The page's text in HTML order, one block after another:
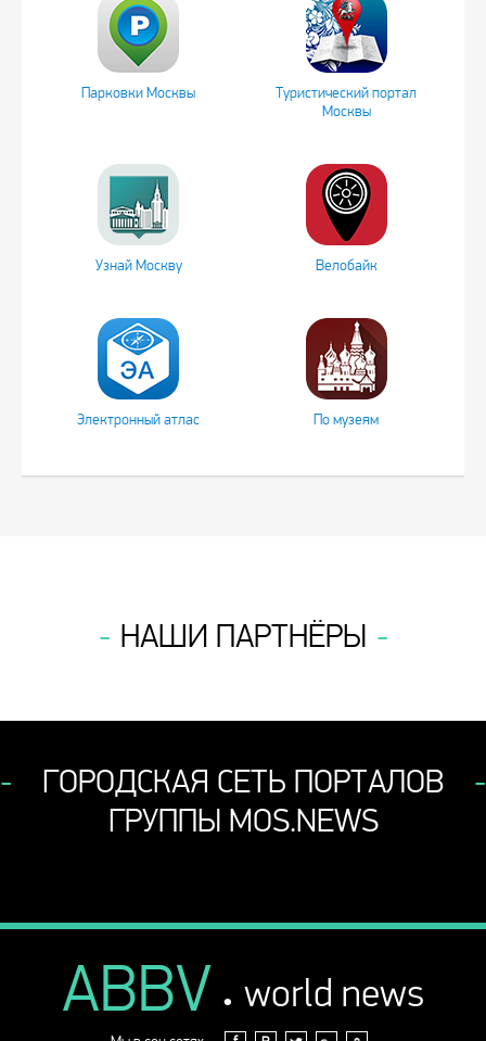
Парковки Москвы
Туристический портал
Москвы
Узнай Москву Велобайк
Электронный атлас По музеям
НАШИ ПАРТНЁРЫ
ГОРОДСКАЯ СЕТЬ ПОРТАЛОВ
ГРУППЫ MOS.NEWS
ABBV . world news